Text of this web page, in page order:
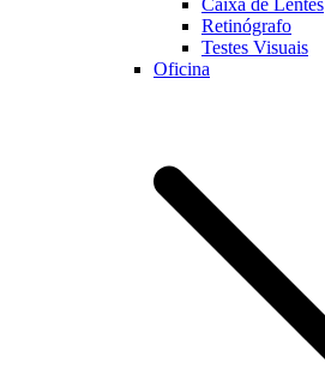
Caixa de Lentes
Retinógrafo
Testes Visuais
Oficina